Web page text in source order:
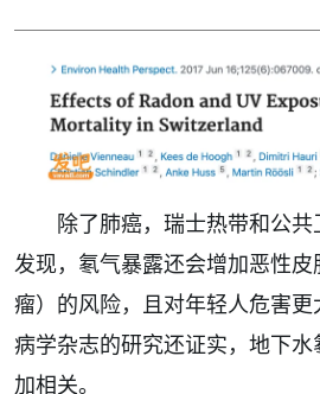
除了肺癌，瑞士热带和公
发现，氡气暴露还会增加恶性
瘤）的风险，且对年轻人危害
病学杂志的研究还证实，地下
加相关。